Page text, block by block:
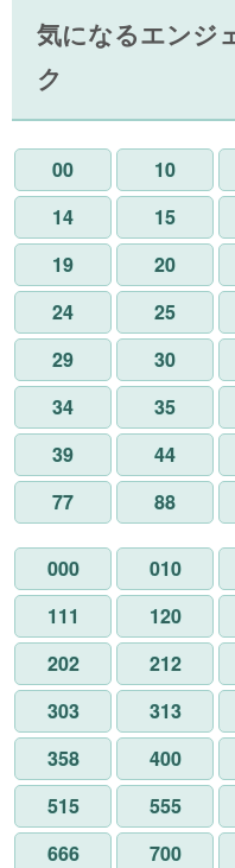
気になるエンジ
ク
00 10
14
15
19
20
24
25
29
30
34
35
39
44
77
88
000 010
111
120
202
212
303
313
358
400
515
555
666
700